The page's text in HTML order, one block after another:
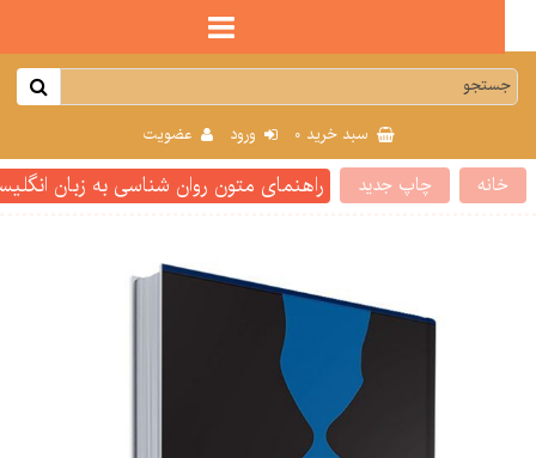
سبد خرید0 ورود عضویت
چاپ جدید راهنمای متون روان شناسی به زبان انگلیسی جلد 2 گزیده زمینه روان شناسی هیلگارد ترجمه یحیی